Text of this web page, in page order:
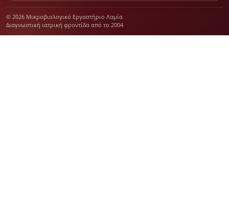
© 2026 Μικροβιολογικό Εργαστήριο Λαμία
Διαγνωστική ιατρική φροντίδα από το 2004